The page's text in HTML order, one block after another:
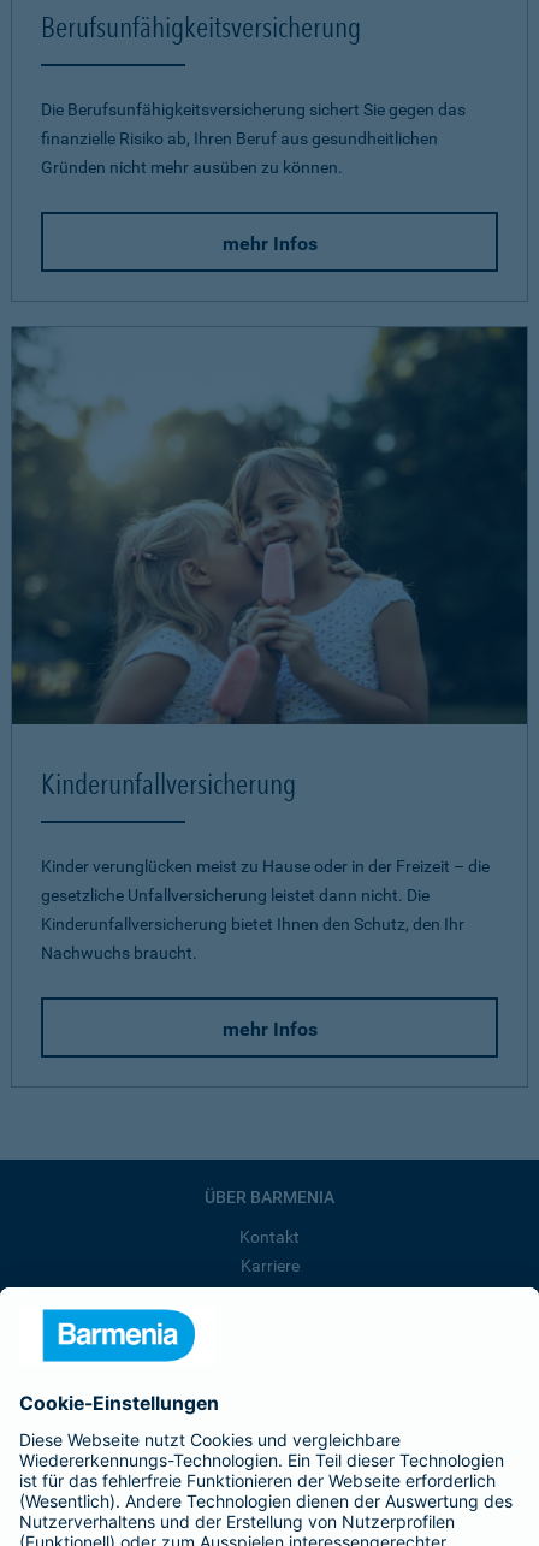
Berufsunfähigkeits­versicherung
Die Berufsunfähigkeitsversicherung sichert Sie gegen das
finanzielle Risiko ab, Ihren Beruf aus gesundheitlichen
Gründen nicht mehr ausüben zu können.
mehr Infos
Kinderunfallversicherung
Kinder verunglücken meist zu Hause oder in der Freizeit – die
gesetzliche Unfallversicherung leistet dann nicht. Die
Kinderunfallversicherung bietet Ihnen den Schutz, den Ihr
Nachwuchs braucht.
mehr Infos
ÜBER BARMENIA
Kontakt
Karriere
Barmenia ist Teil der BarmeniaGothaer
BELIEBTE SEITEN
Kranken-Zusatzversicherung
Tierversicherungen